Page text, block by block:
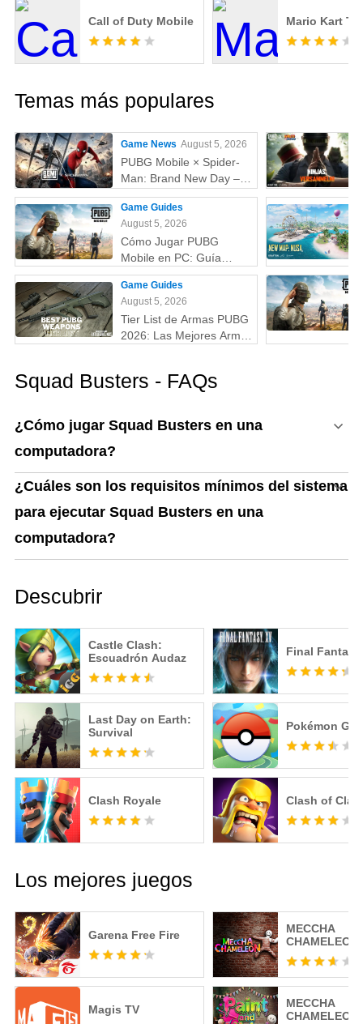
Call of Duty Mobile Mario Kart
Temas más populares
Game News August 5, 2026
PUBG Mobile × Spider-
Man: Brand New Day –
Todo lo que debes saber:
skins, fecha,
recompensas y más
Game Guides
August 5, 2026
Cómo Jugar PUBG
Mobile en PC: Guía
Completa (Fácil y
Rápido)
Game Guides
August 5, 2026
Tier List de Armas PUBG
2026: Las Mejores Armas
Squad Busters - FAQs
¿Cómo jugar Squad Busters en una
computadora?
¿Cuáles son los requisitos mínimos del sistema
para ejecutar Squad Busters en una
computadora?
Descubrir
Castle Clash:
Escuadrón Audaz
Final Fantasy
Last Day on Earth:
Survival
Pokémon GO
Clash Royale Clash of
Los mejores juegos
Garena Free Fire
Magis TV
MECCHA
CHAMELEON
MECCHA
CHAMELEON